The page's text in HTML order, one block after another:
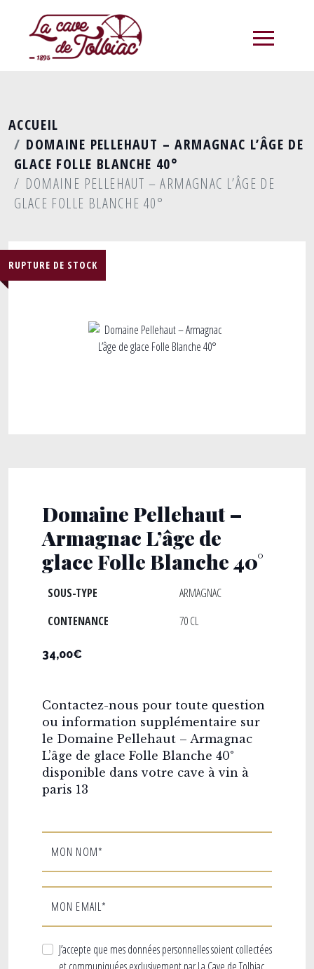
ACCUEIL
DOMAINE PELLEHAUT – ARMAGNAC L’ÂGE DE
GLACE FOLLE BLANCHE 40°
DOMAINE PELLEHAUT – ARMAGNAC L’ÂGE DE
GLACE FOLLE BLANCHE 40°
RUPTURE DE STOCK
Domaine Pellehaut –
Armagnac L’âge de
glace Folle Blanche 40°
SOUS-TYPE
ARMAGNAC
CONTENANCE
70 CL
34,00€
Contactez-nous pour toute question
ou information supplémentaire sur
le Domaine Pellehaut – Armagnac
L’âge de glace Folle Blanche 40°
disponible dans votre cave à vin à
paris 13
MON NOM*
MON EMAIL*
J’accepte que mes données personnelles soient collectées